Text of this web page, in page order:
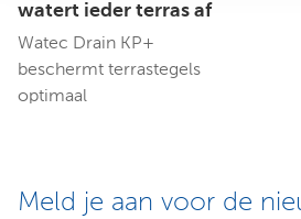
watert ieder terras af
Watec Drain KP+
beschermt terrastegels
optimaal
Meld je aan voor de